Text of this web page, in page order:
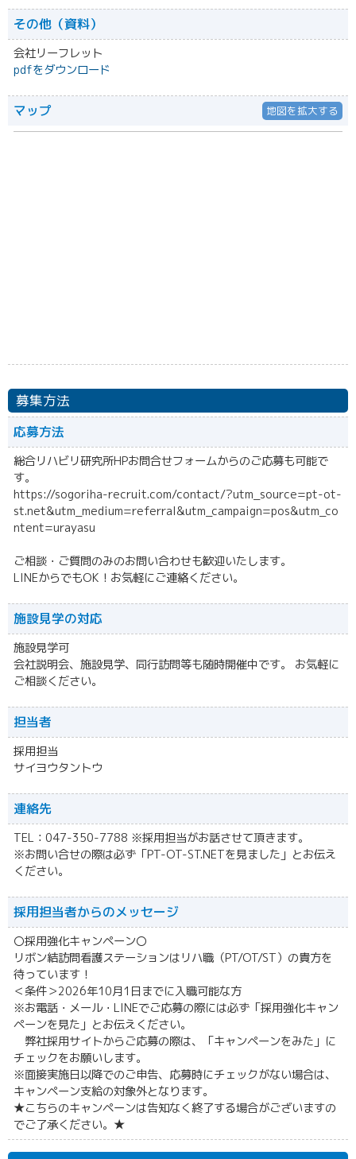
その他（資料）
会社リーフレット
pdfをダウンロード
マップ 地図を拡大する
募集方法
応募方法
総合リハビリ研究所HPお問合せフォームからのご応募も可能で
す。
https://sogoriha-recruit.com/contact/?utm_source=pt-ot-
st.net&utm_medium=referral&utm_campaign=pos&utm_co
ntent=urayasu
ご相談・ご質問のみのお問い合わせも歓迎いたします。
LINEからでもOK！お気軽にご連絡ください。
施設見学の対応
施設見学可
会社説明会、施設見学、同行訪問等も随時開催中です。 お気軽に
ご相談ください。
担当者
採用担当
サイヨウタントウ
連絡先
TEL：047-350-7788 ※採用担当がお話させて頂きます。
※お問い合せの際は必ず「PT-OT-ST.NETを見ました」とお伝え
ください。
採用担当者からのメッセージ
〇採用強化キャンペーン〇
リボン結訪問看護ステーションはリハ職（PT/OT/ST）の貴方を
待っています！
＜条件＞2026年10月1日までに入職可能な方
※お電話・メール・LINEでご応募の際には必ず「採用強化キャン
ペーンを見た」とお伝えください。
弊社採用サイトからご応募の際は、「キャンペーンをみた」に
チェックをお願いします。
※面接実施日以降でのご申告、応募時にチェックがない場合は、
キャンペーン支給の対象外となります。
★こちらのキャンペーンは告知なく終了する場合がございますの
でご了承ください。★